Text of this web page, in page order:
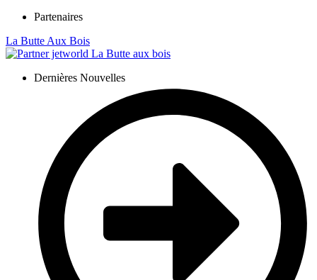
Partenaires
La Butte Aux Bois
Dernières Nouvelles